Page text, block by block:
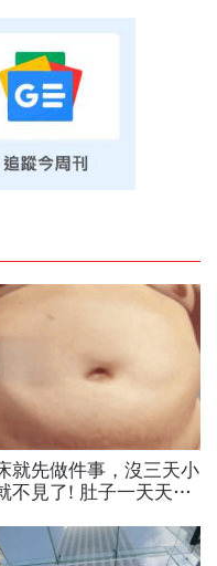
就先做件事，沒三天小
不見了! 肚子一天天變